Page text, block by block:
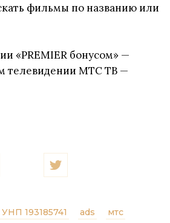
фильмы по названию или
«PREMIER бонусом» —
телевидении МТС ТВ —
193185741 ads мтс